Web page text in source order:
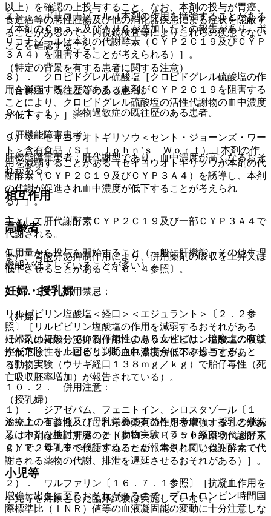
７）． ボリコナゾール［本剤の作用を増強することがある
（本剤のＣｍａｘ及びＡＵＣが増加したとの報告があり、ボ
リコナゾールは本剤の代謝酵素（ＣＹＰ２Ｃ１９及びＣＹＰ
３Ａ４）を阻害することが考えられる）］。
８）． クロピドグレル硫酸塩［クロピドグレル硫酸塩の作
用を減弱することがある（本剤がＣＹＰ２Ｃ１９を阻害する
ことにより、クロピドグレル硫酸塩の活性代謝物の血中濃度
が低下する）］。
９）． セイヨウオトギリソウ＜セント・ジョーンズ・ワー
ト＞含有食品（Ｓｔ．Ｊｏｈｎ’ｓ Ｗｏｒｔ）［本剤の作
用を減弱することがある（セイヨウオトギリソウが本剤の代
謝酵素（ＣＹＰ２Ｃ１９及びＣＹＰ３Ａ４）を誘導し、本剤
の代謝が促進され血中濃度が低下することが考えられ
る）］。
高齢者
低用量から投与を開始すること（一般に肝機能、その他生理
機能が低下していることが多い）。
妊婦・授乳婦
（妊婦）
妊婦又は妊娠している可能性のある女性には、治療上の有益
性が危険性を上回ると判断される場合にのみ投与すること
（動物実験（ウサギ経口１３８ｍｇ／ｋｇ）で胎仔毒性（死
亡吸収胚率増加）が報告されている）。
（授乳婦）
治療上の有益性及び母乳栄養の有益性を考慮し、授乳の継続
又は中止を検討すること（動物実験（ラット経口５ｍｇ／ｋ
ｇ）で、母乳中へ移行することが報告されている）。
小児等
小児等を対象とした臨床試験は実施していない。
以上）を確認の上投与すること。なお、本剤の投与が胃癌、
食道癌等の悪性腫瘍及び他の消化器疾患による症状を隠蔽す
ることがあるので、内視鏡検査等によりこれらの疾患でない
ことを確認すること。
（特定の背景を有する患者に関する注意）
（合併症・既往歴等のある患者）
９．１．１． 薬物過敏症の既往歴のある患者。
（肝機能障害患者）
肝機能障害患者：肝代謝型であり、血中濃度が高くなるおそ
れがある。
相互作用
主として肝代謝酵素ＣＹＰ２Ｃ１９及び一部ＣＹＰ３Ａ４で
代謝される。
また、胃酸分泌抑制作用により、併用薬剤の吸収を上昇又は
低下させることがある〔１６．４参照〕。
１０．１． 併用禁忌：
リルピビリン塩酸塩＜経口＞＜エジュラント＞〔２．２参
照〕［リルピビリン塩酸塩の作用を減弱するおそれがある
（本剤の胃酸分泌抑制作用によりリルピビリン塩酸塩の吸収
が低下し、リルピビリンの血中濃度が低下することがあ
る）］。
１０．２． 併用注意：
１）． ジアゼパム、フェニトイン、シロスタゾール〔１
６．７．１参照〕［これらの薬剤の作用を増強することがあ
る（本剤は主に肝臓のチトクロームＰ４５０系薬物代謝酵素
ＣＹＰ２Ｃ１９で代謝されるため、本剤と同じ代謝酵素で代
謝される薬物の代謝、排泄を遅延させるおそれがある）］。
２）． ワルファリン〔１６．７．１参照〕［抗凝血作用を
増強し出血に至るおそれがあるので、プロトロンビン時間国
際標準比（ＩＮＲ）値等の血液凝固能の変動に十分注意しな